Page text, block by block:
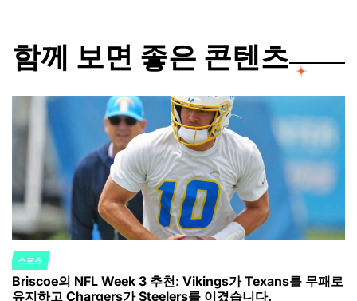
함께 보면 좋은 콘텐츠
POSTED
IN
스포츠
Briscoe의 NFL Week 3 추천: Vikings가 Texans를 무패로
유지하고 Chargers가 Steelers를 이겼습니다.